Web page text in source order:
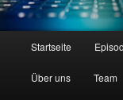
Startseite
Über uns Team